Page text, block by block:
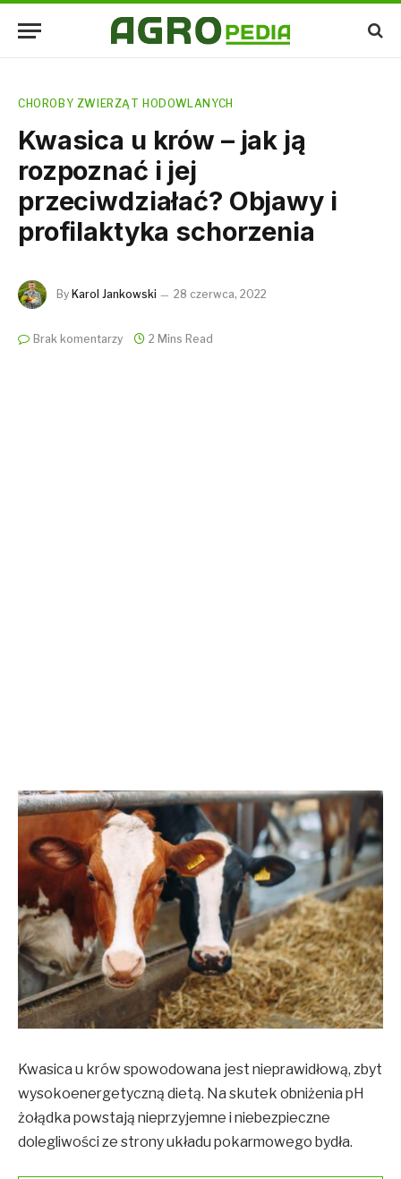
CHOROBY ZWIERZĄT HODOWLANYCH
Kwasica u krów – jak ją
rozpoznać i jej
przeciwdziałać? Objawy i
profilaktyka schorzenia
By Karol Jankowski 28 czerwca, 2022
Brak komentarzy 2 Mins Read
Kwasica u krów spowodowana jest nieprawidłową, zbyt
wysokoenergetyczną dietą. Na skutek obniżenia pH
żołądka powstają nieprzyjemne i niebezpieczne
dolegliwości ze strony układu pokarmowego bydła.